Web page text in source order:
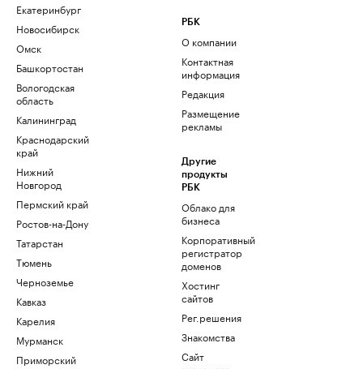
Екатеринбург
Новосибирск
Омск
Башкортостан
Вологодская
область
Калининград
Краснодарский
край
Нижний
Новгород
Пермский край
Ростов-на-Дону
Татарстан
Тюмень
Черноземье
Кавказ
Карелия
Мурманск
Приморский
РБК
О компании
Контактная
информация
Редакция
Размещение
рекламы
Другие
продукты
РБК
Облако для
бизнеса
Корпоративный
регистратор
доменов
Хостинг
сайтов
Рег.решения
Знакомства
Сайт